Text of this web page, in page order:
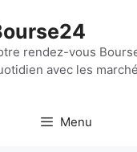
rendez-vous
avec les
Menu